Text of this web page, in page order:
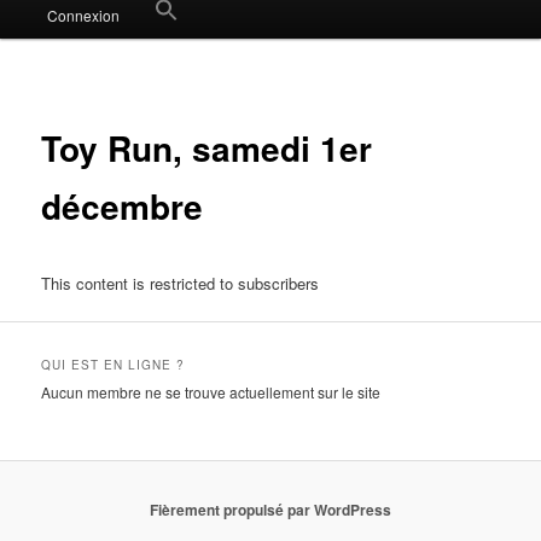
Connexion Search
Search Button
Toy Run, samedi 1er
décembre
This content is restricted to subscribers
QUI EST EN LIGNE ?
Aucun membre ne se trouve actuellement sur le site
Fièrement propulsé par WordPress